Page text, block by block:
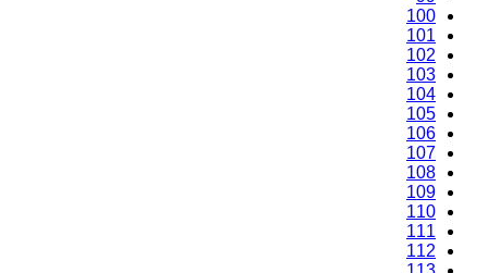
100
101
102
103
104
105
106
107
108
109
110
111
112